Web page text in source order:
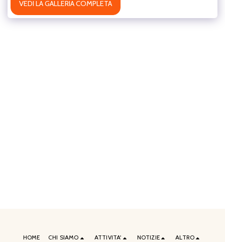
VEDI LA GALLERIA COMPLETA
HOME CHI SIAMO ATTIVITA' NOTIZIE ALTRO